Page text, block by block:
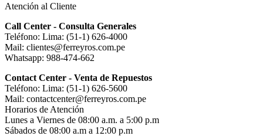
Atención al Cliente
Call Center - Consulta Generales
Teléfono: Lima: (51-1) 626-4000
Mail: clientes@ferreyros.com.pe
Whatsapp: 988-474-662
Contact Center - Venta de Repuestos
Teléfono: Lima: (51-1) 626-5600
Mail: contactcenter@ferreyros.com.pe
Horarios de Atención
Lunes a Viernes de 08:00 a.m. a 5:00 p.m
Sábados de 08:00 a.m a 12:00 p.m